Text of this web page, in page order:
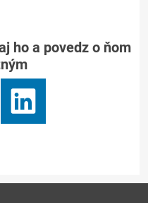
ho a povedz o ňom